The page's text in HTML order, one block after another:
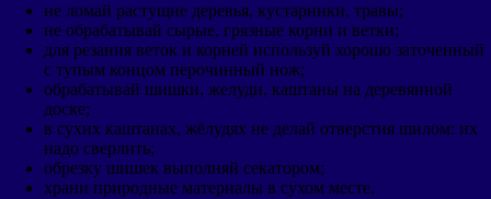
не ломай растущие деревья, кустарники, травы;
не обрабатывай сырые, грязные корни и ветки;
для резания веток и корней используй хорошо заточенный
с тупым концом перочинный нож;
обрабатывай шишки, желуди, каштаны на деревянной
доске;
в сухих каштанах, жёлудях не делай отверстия шилом: их
надо сверлить;
обрезку шишек выполняй секатором;
храни природные материалы в сухом месте.